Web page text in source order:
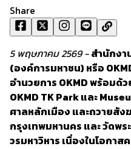
Share
5 พฤษภาคม 2569 -สำนักง
(องค์การมหาชน) หรือ
อำนวยการ OKMD พร้อมด้
OKMD TK Park และ
ศาลหลักเมือง และถวายสั
กรุงเทพมหานคร และ วัดพ
วรมหาวิหาร เนื่องในโอกา